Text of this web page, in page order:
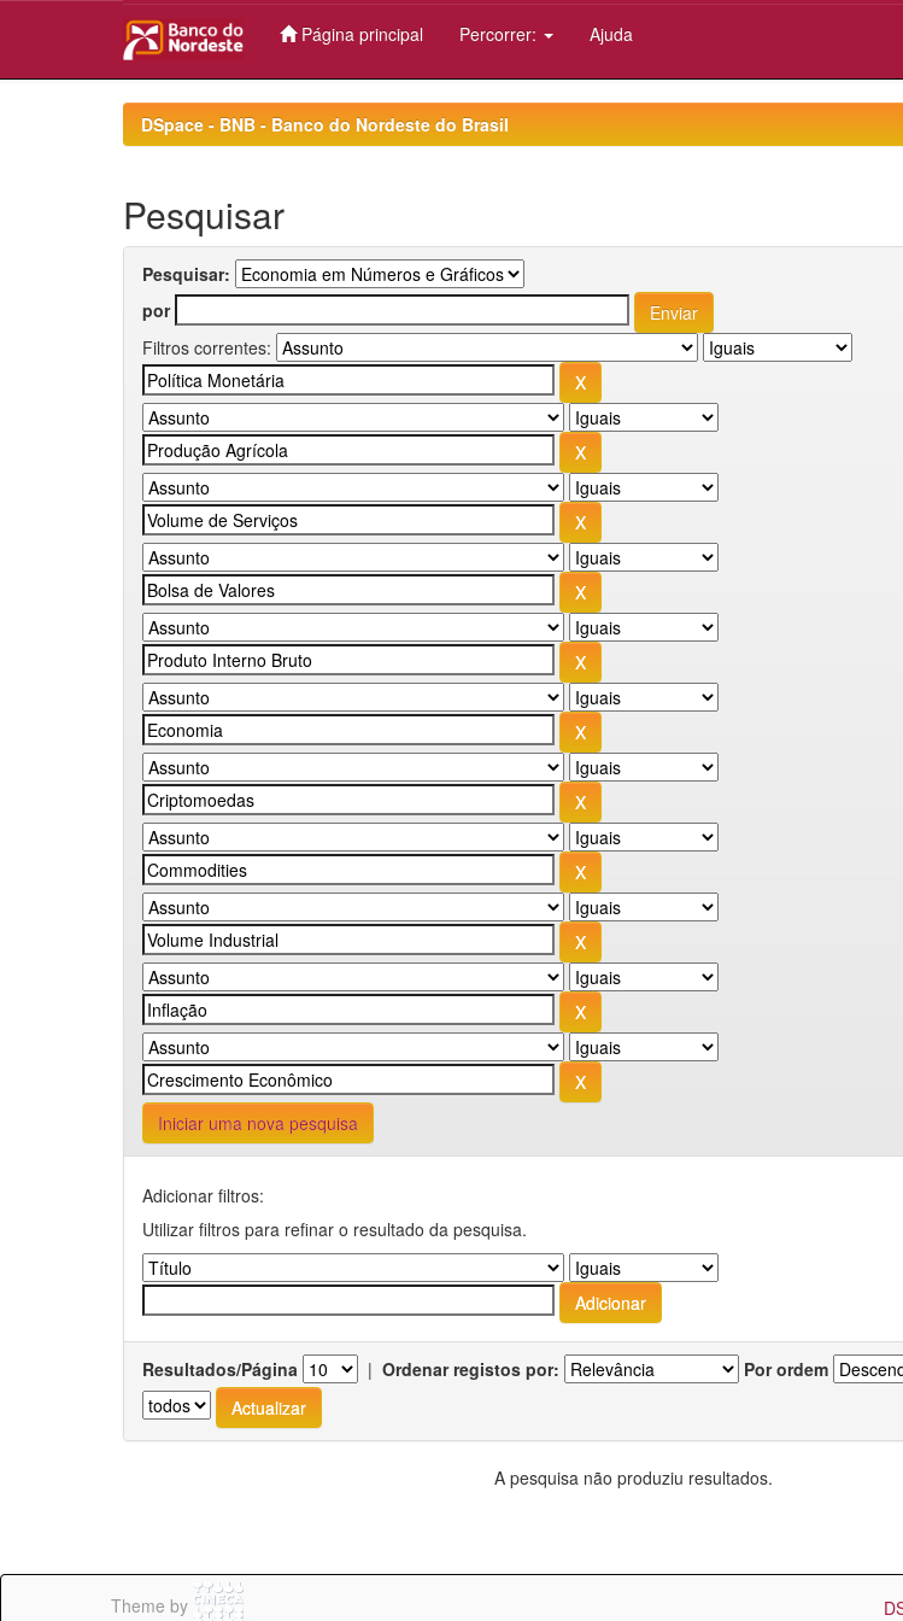
Página principal Percorrer: Ajuda
DSpace - BNB - Banco do Nordeste do Brasil
Pesquisar
Pesquisar:
por
Filtros correntes:
Iniciar uma nova pesquisa
Adicionar filtros:
Utilizar filtros para refinar o resultado da pesquisa.
Resultados/Página | Ordenar registos por: Por ordem
A pesquisa não produziu resultados.
Theme by